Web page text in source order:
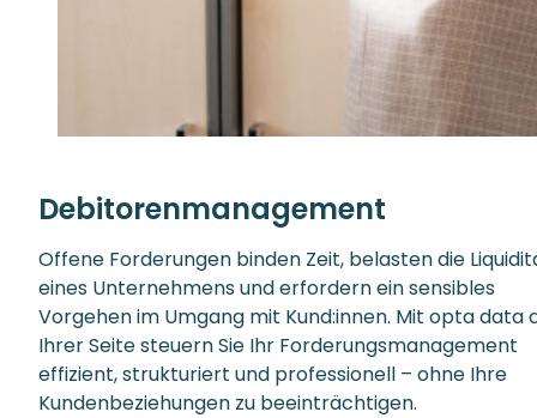
Debitorenmanagement
Offene Forderungen binden Zeit, belasten die
eines Unternehmens und erfordern ein sensibles
Vorgehen im Umgang mit Kund:innen. Mit opta data
Ihrer Seite steuern Sie Ihr Forderungsmanagement
effizient, strukturiert und professionell – ohne Ihre
Kundenbeziehungen zu beeinträchtigen.